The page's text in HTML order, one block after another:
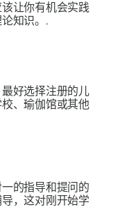
让你有机会实践
知识。.
好选择注册的儿
、瑜伽馆或其他
的指导和提问的
，这对刚开始学